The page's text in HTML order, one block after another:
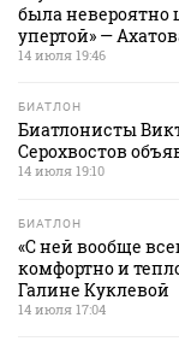
была невероятно
упертой» —
14 июля 19:46
БИАТЛОН
Биатлонисты
Серохвостов
14 июля 19:10
БИАТЛОН
«С ней вообще
комфортно и
Галине Куклевой
14 июля 17:04